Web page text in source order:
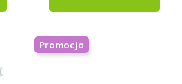
Promocja